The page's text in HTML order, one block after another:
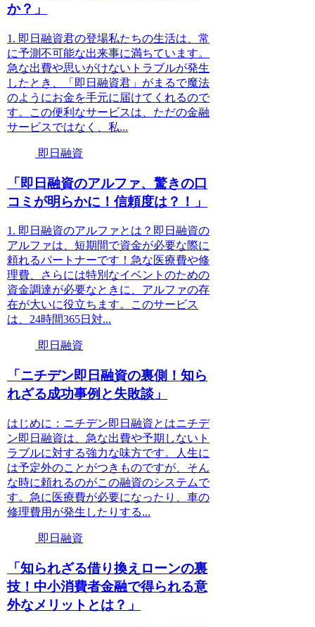
か？」
1. 即日融資君の登場私たちの生活は、常
に予測不可能な出来事に満ちています。
急な出費や思いがけないトラブルが発生
したとき、「即日融資君」がまるで魔法
のようにお金を手元に届けてくれるので
す。この便利なサービスは、ただの金融
サービスではなく、私...
即日融資
「即日融資のアルファ、驚きの口
コミが明らかに！信頼度は？！」
1. 即日融資のアルファとは？即日融資の
アルファは、短期間で資金が必要な際に
頼れるパートナーです！急な医療費や修
理費、さらには特別なイベントのための
資金調達が必要なときに、アルファの存
在が大いに役立ちます。このサービス
は、24時間365日対...
即日融資
「ニチデン即日融資の裏側！知ら
れざる成功事例と失敗談」
はじめに：ニチデン即日融資とはニチデ
ン即日融資は、急な出費や予期しないト
ラブルに対する強力な味方です。人生に
は予定外のことがつきものですが、そん
な時に頼れるのがこの融資のシステムで
す。急に医療費が必要になったり、車の
修理費用が発生したりする...
即日融資
「知られざる借り換えローンの裏
技！中小消費者金融で得られる意
外なメリットとは？」